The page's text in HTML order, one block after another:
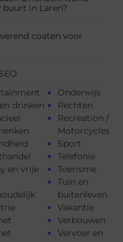
in Laren?
coaten voor
drinken
en vrije
Onderwijs
Rechten
Recreation /
Motorcycles
Sport
Telefonie
Toerisme
Tuin en
buitenleven
Vakantie
Verbouwen
Vervoer en